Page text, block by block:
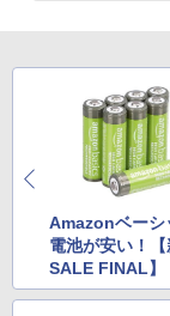
Amazonベーシ
電池が安い！
SALE FINAL】